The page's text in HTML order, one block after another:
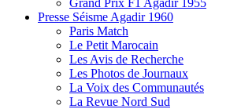
Presse Séisme Agadir 1960
Paris Match
Le Petit Marocain
Les Avis de Recherche
Les Photos de Journaux
La Voix des Communautés
La Revue Nord Sud